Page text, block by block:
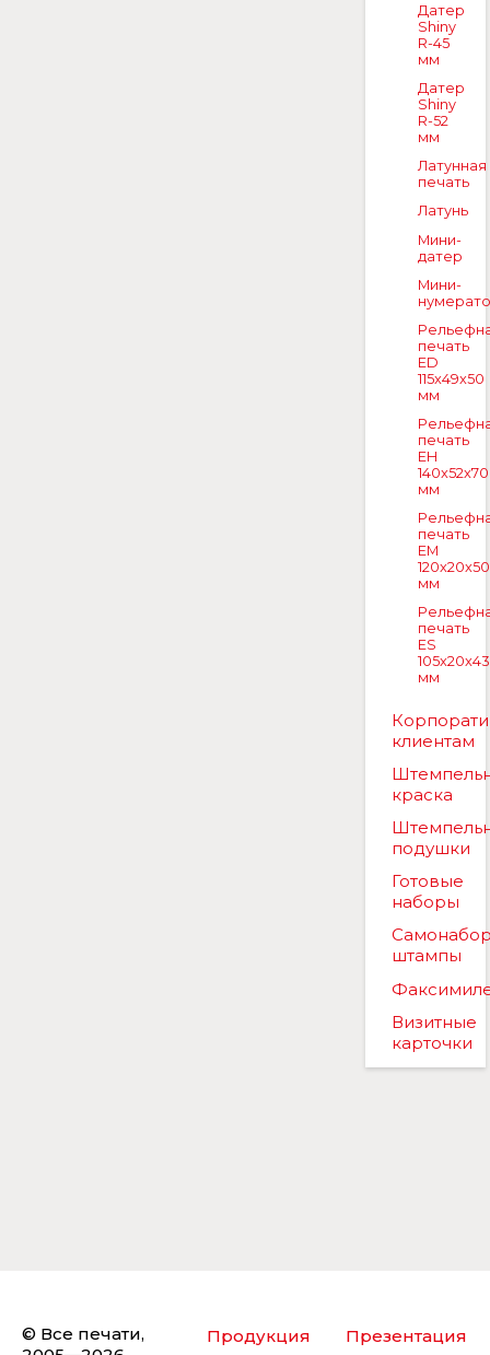
Датер
Shiny
R-45
мм
Датер
Shiny
R-52
мм
Латунная
печать
Латунь
Мини-
датер
Мини-
печать
ED
115x49x50
мм
печать
EH
140x52x70
мм
печать
EM
120x20x50
мм
печать
ES
105x20x43
мм
клиентам
краска
подушки
Готовые
наборы
штампы
Визитные
карточки
© Все печати,
Продукция
Презентация